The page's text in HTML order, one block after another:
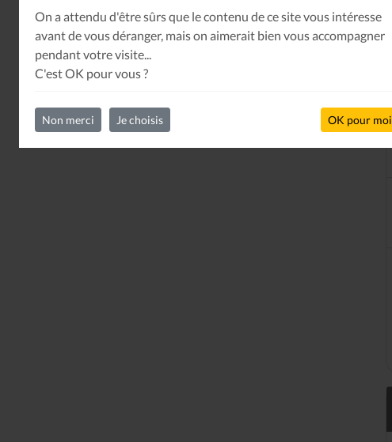
On a attendu d'être sûrs que le contenu de ce site vous intéresse
avant de vous déranger, mais on aimerait bien vous accompagner
pendant votre visite...
C'est OK pour vous ?
Non merci Je choisis OK pour moi